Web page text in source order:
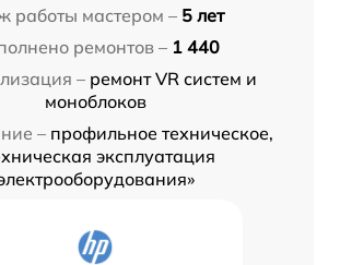
работы мастером – 5 лет
ремонтов – 1 440
– ремонт VR систем и
моноблоков
– профильное техническое,
эксплуатация